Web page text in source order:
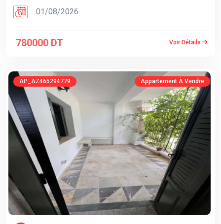
01/08/2026
780000 DT Voir Détails
AP_AZ465294779 Appartement À Vendre